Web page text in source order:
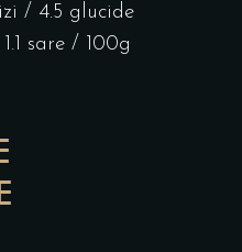
/ 4.5 glucide
sare / 100g